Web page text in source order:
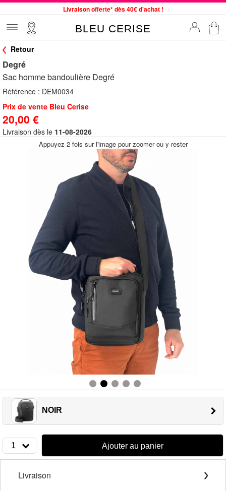
Livraison offerte* dès 40€ d'achat !
Commande avant 12h expédiée le jour même, du lundi au vendredi
Jusqu'à -75% sur le site du 29/07 au 27/08
Samsonite, Delsey, American Tourister, Little Marcel à Prix Bas
BLEU CERISE
Retour
Degré
Sac homme bandoulière Degré
Référence : DEM0034
Prix de vente Bleu Cerise
20,00 €
Livraison dès le 11-08-2026
Appuyez 2 fois sur l'image pour zoomer ou y rester
NOIR
1 Ajouter au panier
Livraison